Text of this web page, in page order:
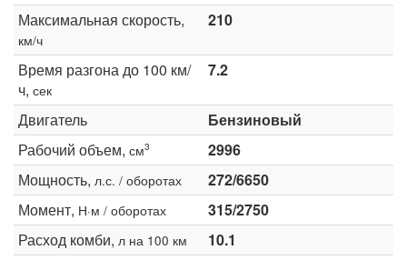
Максимальная скорость,
км/ч
210
Время разгона до 100 км/
ч, сек
7.2
Двигатель
Бензиновый
Рабочий объем, см3
2996
Мощность, л.с. / оборотах
272/6650
Момент, Н·м / оборотах
315/2750
Расход комби, л на 100 км
10.1